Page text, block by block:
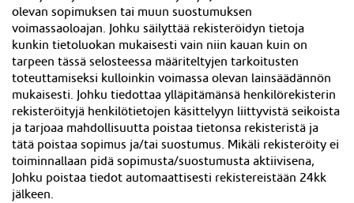
olevan sopimuksen tai muun suostumuksen
voimassaoloajan. Johku säilyttää rekisteröidyn tietoja
kunkin tietoluokan mukaisesti vain niin kauan kuin on
tarpeen tässä selosteessa määriteltyjen tarkoitusten
toteuttamiseksi kulloinkin voimassa olevan lainsäädännön
mukaisesti. Johku tiedottaa ylläpitämänsä henkilörekisterin
rekisteröityjä henkilötietojen käsittelyyn liittyvistä seikoista
ja tarjoaa mahdollisuutta poistaa tietonsa rekisteristä ja
tätä poistaa sopimus ja/tai suostumus. Mikäli rekisteröity ei
toiminnallaan pidä sopimusta/suostumusta aktiivisena,
Johku poistaa tiedot automaattisesti rekistereistään 24kk
jälkeen.